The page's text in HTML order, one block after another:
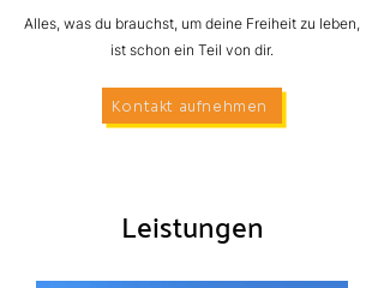
Alles, was du brauchst, um deine Freiheit zu leben,
ist schon ein Teil von dir.
Kontakt aufnehmen
Leistungen